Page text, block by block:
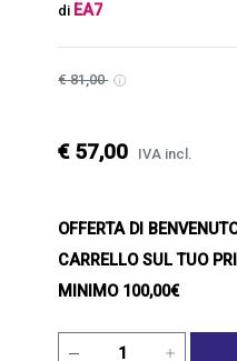
di EA7
€ 81,00
€ 57,00 IVA incl.
OFFERTA DI
CARRELLO SUL TUO
MINIMO 100,00€